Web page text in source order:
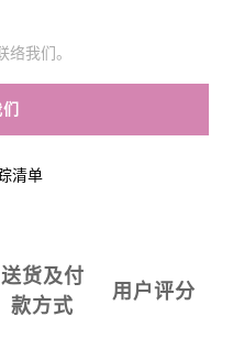
我们。
清单
送货及付
款方式
用户评分